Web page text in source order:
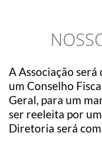
A Associação
um Conselho
Geral, para um
ser reeleita por
Diretoria será